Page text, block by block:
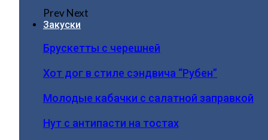
PrevNext
Закуски
Брускетты с черешней
Хот дог в стиле сэндвича “Рубен”
Молодые кабачки с салатной заправкой
Нут с антипасти на тостах